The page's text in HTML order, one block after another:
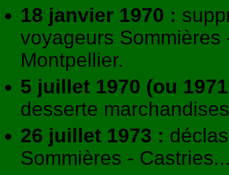
18 janvier 1970 :
voyageurs
Montpellier.
5 juillet 1970 (ou
desserte
26 juillet 1973 :
Sommières -